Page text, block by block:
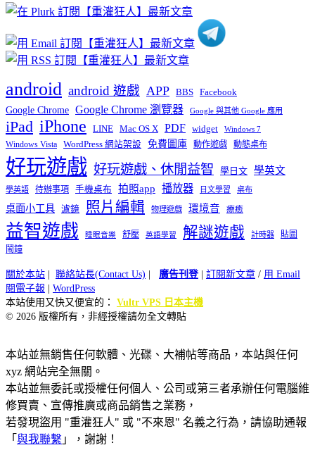
類
android android 遊戲 APP BBS Facebook
Google Chrome Google Chrome 瀏覽器 Google 與其他 Google 應用
iPad iPhone LINE Mac OS X PDF widget Windows 7
Windows Vista WordPress 網站架設 免費圖庫 動作遊戲 動態桌布
好玩遊戲 好玩遊戲、休閒益智 學日文 學英文
學英語 待辦事項 手機桌布 拍照app 播放器 日文學習 桌布
桌面小工具 濾鏡 照片編輯 物理遊戲 環境音 療癒
益智遊戲 睡眠音樂 舒壓 英語學習 解謎遊戲 計時器
貼圖
鬧鐘
關於本站 | 聯絡站長(Contact Us) | 廣告刊登| 訂閱新文章 / 用 Email
閱電子報 | WordPress
本站使用又快又便宜的： Vultr VPS 日本主機
© 2026 版權所有，非經授權請勿全文轉貼
本站並無銷售任何軟體、光碟、大補帖等商品，本站與任何
xyz 網站完全無關。
本站並無委託或授權任何個人、公司或第三者承辦任何電腦維
修買賣、宣傳推廣或商品銷售之業務，
若發現盜用 "重灌狂人" 或 "不來恩" 名義之行為，請協助通報
「 與我聯繫 」，謝謝！